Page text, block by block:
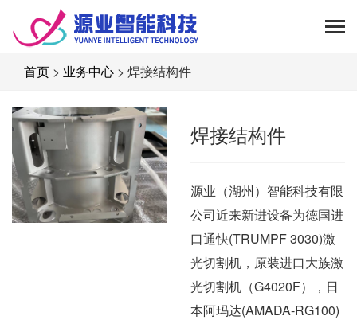
首页 > 业务中心 > 焊接结构件
焊接结构件
源业（湖州）智能科技有限
公司近来新进设备为德国进
口通快(TRUMPF 3030)激
光切割机，原装进口大族激
光切割机（G4020F），日
本阿玛达(AMADA-RG100)